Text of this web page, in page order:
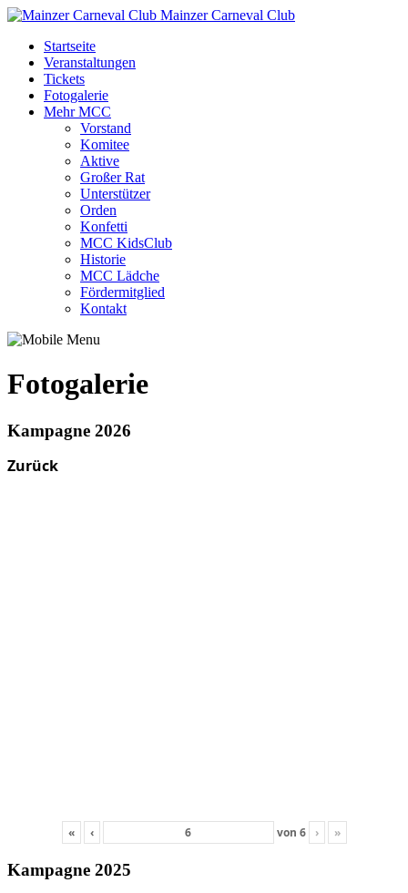
Mainzer Carneval Club
Startseite
Veranstaltungen
Tickets
Fotogalerie
Mehr MCC
Vorstand
Komitee
Aktive
Großer Rat
Unterstützer
Orden
Konfetti
MCC KidsClub
Historie
MCC Lädche
Fördermitglied
Kontakt
Fotogalerie
Kampagne 2026
Zurück
« ‹ von 6 › »
Kampagne 2025